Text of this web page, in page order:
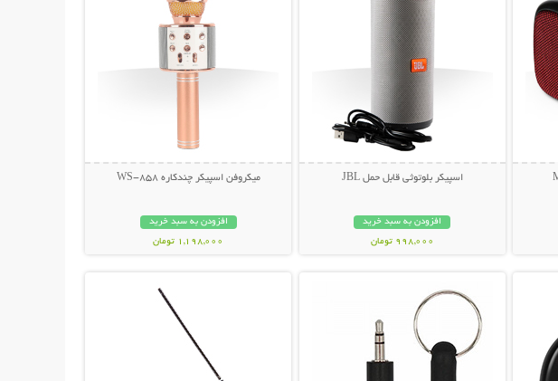
اسپیکر بلوتوثی قابل حمل JBL
افزودن به سبد خرید
998,000 تومان
میکروفن اسپیکر چندکاره WS-858
افزودن به سبد خرید
1,198,000 تومان